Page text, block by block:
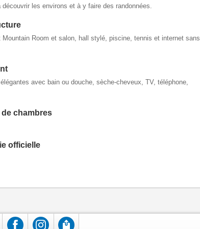
découvrir les environs et à y faire des randonnées.
Mountain Room et salon, hall stylé, piscine, tennis et internet sans
avec bain ou douche, sèche-cheveux, TV, téléphone,
de chambres
officielle